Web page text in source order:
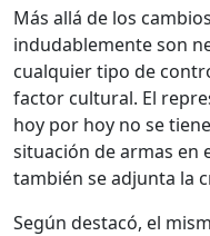
Más allá de los
indudablemente son
cualquier tipo de
factor cultural. El
hoy por hoy no se
situación de armas en
también se adjunta la
Según destacó, el